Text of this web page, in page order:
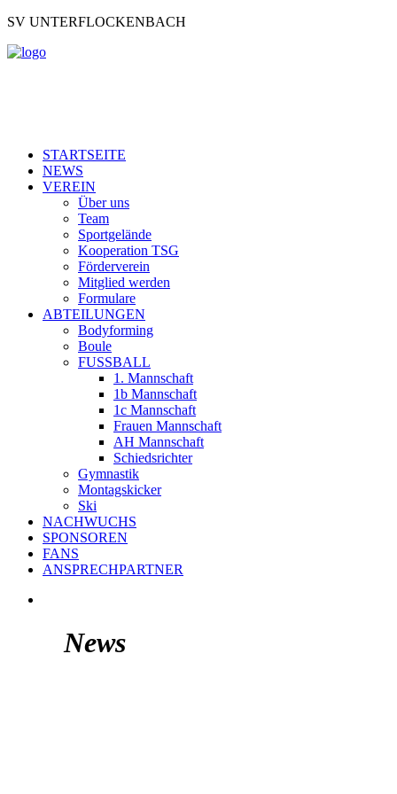
SV UNTERFLOCKENBACH
STARTSEITE
NEWS
VEREIN
Über uns
Team
Sportgelände
Kooperation TSG
Förderverein
Mitglied werden
Formulare
ABTEILUNGEN
Bodyforming
Boule
FUSSBALL
1. Mannschaft
1b Mannschaft
1c Mannschaft
Frauen Mannschaft
AH Mannschaft
Schiedsrichter
Gymnastik
Montagskicker
Ski
NACHWUCHS
SPONSOREN
FANS
ANSPRECHPARTNER
News